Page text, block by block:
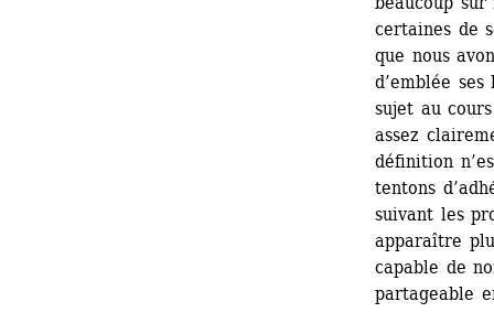
certaines de
que nous
d’emblée
sujet au
assez
définition
tentons
suivant les
apparaître
capable de
partageable